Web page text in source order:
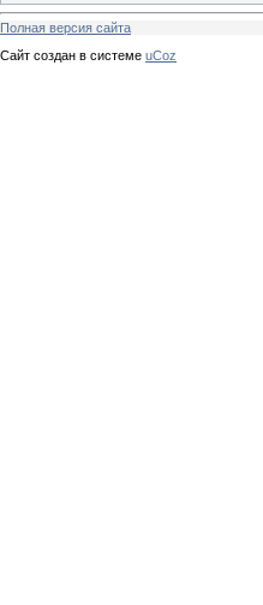
Полная версия сайта
Сайт создан в системе uCoz